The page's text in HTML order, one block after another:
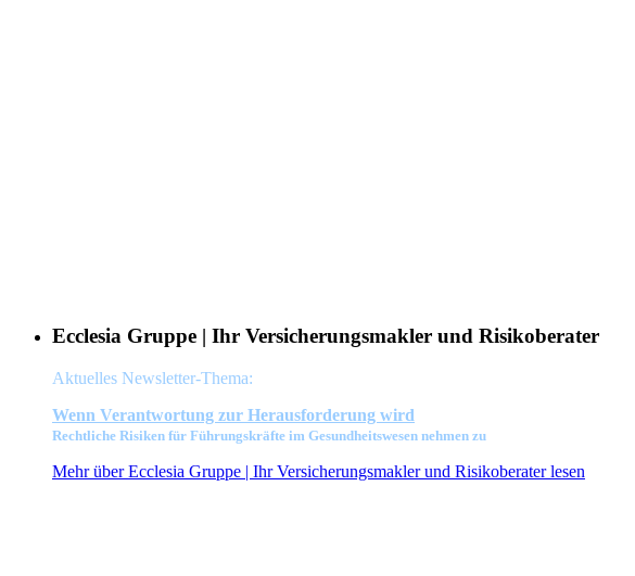
Ecclesia Gruppe | Ihr Versicherungsmakler und Risikoberater
Aktuelles Newsletter-Thema:
Wenn Verantwortung zur Herausforderung wird
Rechtliche Risiken für Führungskräfte im Gesundheitswesen nehmen zu
Mehr über Ecclesia Gruppe | Ihr Versicherungsmakler und Risikoberater lesen